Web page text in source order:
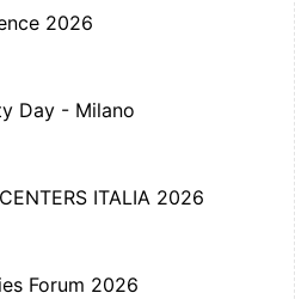
2026
Day - Milano
ITALIA 2026
Forum 2026